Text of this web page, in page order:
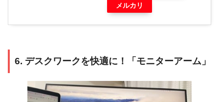
メルカリ
6. デスクワークを快適に！「モニターアーム」